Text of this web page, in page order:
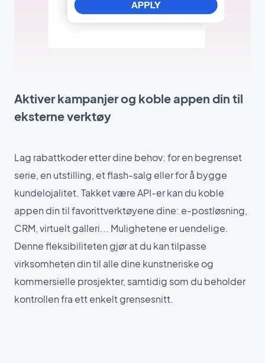
Aktiver kampanjer og koble appen din til
eksterne verktøy
Lag rabattkoder etter dine behov: for en begrenset
serie, en utstilling, et flash-salg eller for å bygge
kundelojalitet. Takket være API-er kan du koble
appen din til favorittverktøyene dine: e-postløsning,
CRM, virtuelt galleri... Mulighetene er uendelige.
Denne fleksibiliteten gjør at du kan tilpasse
virksomheten din til alle dine kunstneriske og
kommersielle prosjekter, samtidig som du beholder
kontrollen fra ett enkelt grensesnitt.